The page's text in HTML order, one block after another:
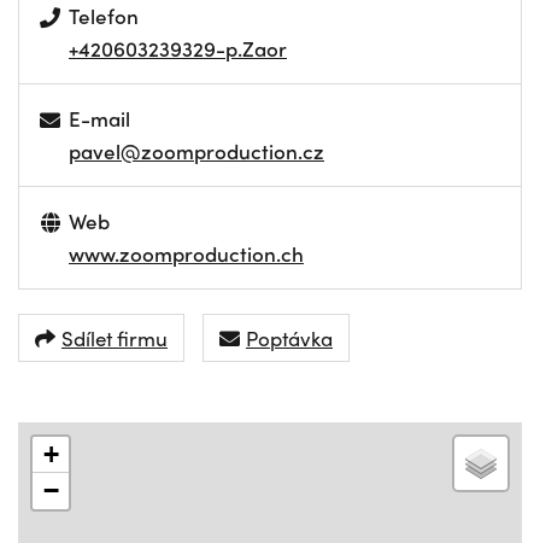
Telefon
+420603239329-p.Zaor
E-mail
pavel@zoomproduction.cz
Web
www.zoomproduction.ch
Sdílet firmu Poptávka
+
−